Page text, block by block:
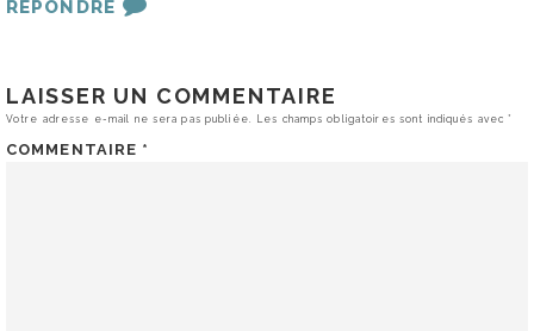
RÉPONDRE
LAISSER UN COMMENTAIRE
Votre adresse e-mail ne sera pas publiée. Les champs obligatoires sont indiqués avec*
COMMENTAIRE *